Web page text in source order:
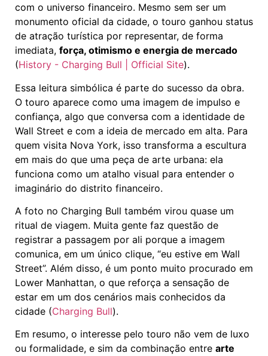
com o universo financeiro. Mesmo sem ser um
monumento oficial da cidade, o touro ganhou status
de atração turística por representar, de forma
imediata, força, otimismo e energia de mercado
(History - Charging Bull | Official Site).
Essa leitura simbólica é parte do sucesso da obra.
O touro aparece como uma imagem de impulso e
confiança, algo que conversa com a identidade de
Wall Street e com a ideia de mercado em alta. Para
quem visita Nova York, isso transforma a escultura
em mais do que uma peça de arte urbana: ela
funciona como um atalho visual para entender o
imaginário do distrito financeiro.
A foto no Charging Bull também virou quase um
ritual de viagem. Muita gente faz questão de
registrar a passagem por ali porque a imagem
comunica, em um único clique, “eu estive em Wall
Street”. Além disso, é um ponto muito procurado em
Lower Manhattan, o que reforça a sensação de
estar em um dos cenários mais conhecidos da
cidade (Charging Bull).
Em resumo, o interesse pelo touro não vem de luxo
ou formalidade, e sim da combinação entre arte